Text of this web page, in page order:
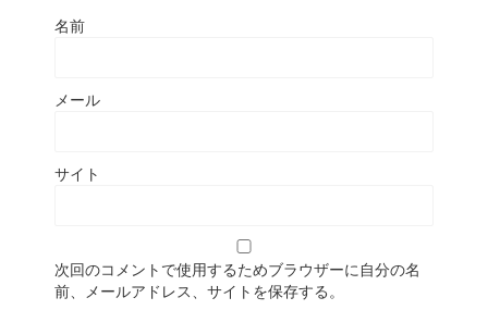
名前
メール
サイト
次回のコメントで使用するためブラウザーに自分の名
前、メールアドレス、サイトを保存する。